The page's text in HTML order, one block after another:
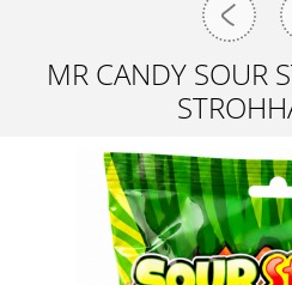
MR CANDY SOUR